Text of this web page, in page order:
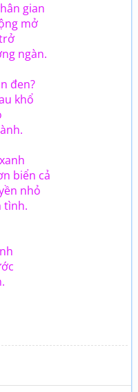
gian
mở
ngàn.
đen?
khổ
biển cả
nhỏ
tình.